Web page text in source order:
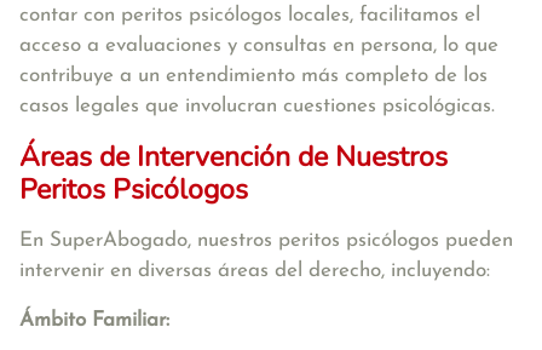
contar con peritos psicólogos locales, facilitamos el
acceso a evaluaciones y consultas en persona, lo que
contribuye a un entendimiento más completo de los
casos legales que involucran cuestiones psicológicas.
Áreas de Intervención de Nuestros
Peritos Psicólogos
En SuperAbogado, nuestros peritos psicólogos pueden
intervenir en diversas áreas del derecho, incluyendo:
Ámbito Familiar: